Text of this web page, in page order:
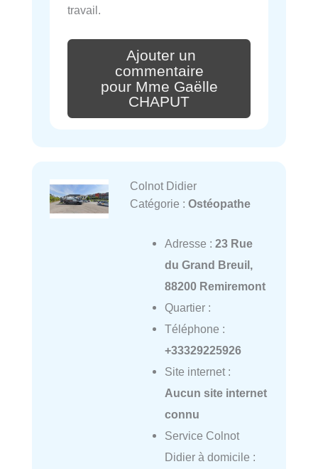
travail.
Ajouter un
commentaire
pour Mme Gaëlle
CHAPUT
Colnot Didier
Catégorie : Ostéopathe
Adresse : 23 Rue
du Grand Breuil,
88200 Remiremont
Quartier :
Téléphone :
+33329225926
Site internet :
Aucun site internet
connu
Service Colnot
Didier à domicile :